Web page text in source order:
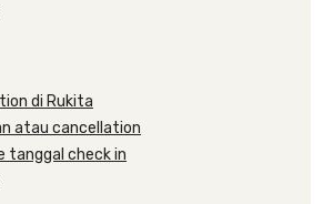
di Rukita
atau cancellation
tanggal check in